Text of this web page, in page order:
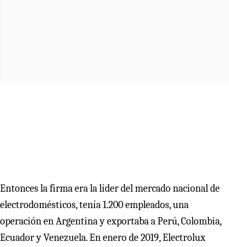
Entonces la firma era la líder del mercado nacional de
electrodomésticos, tenía 1.200 empleados, una
operación en Argentina y exportaba a Perú, Colombia,
Ecuador y Venezuela. En enero de 2019, Electrolux